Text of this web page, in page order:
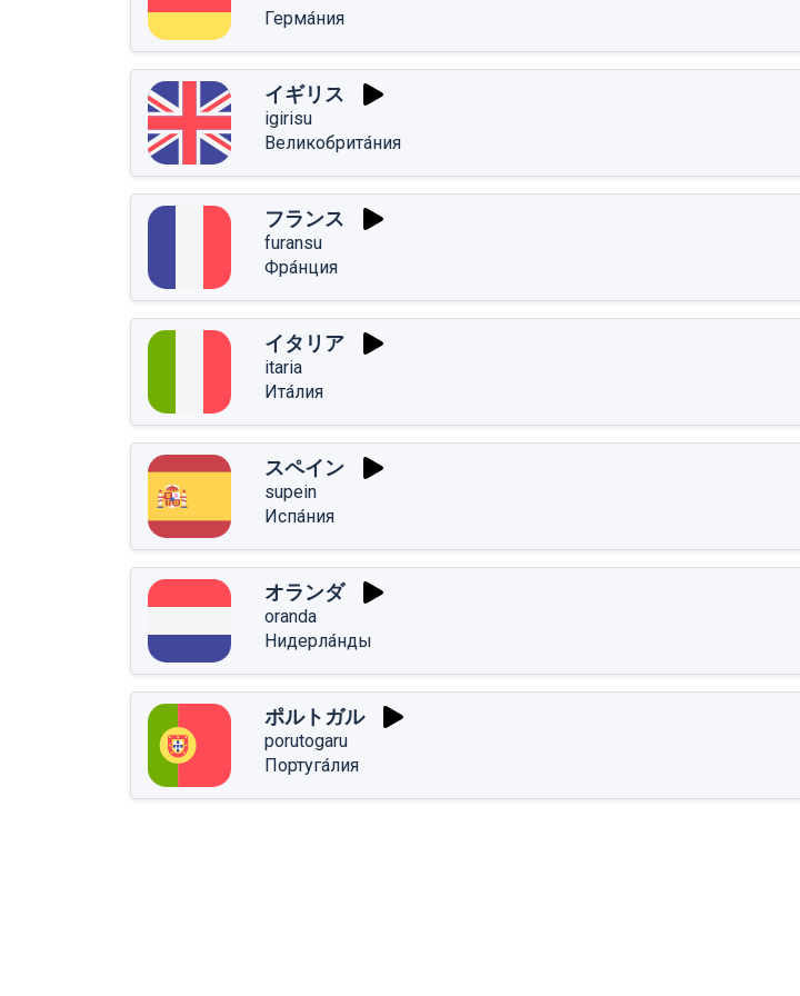
Герма́ния
イギリス
igirisu
Великобрита́ния
フランス
furansu
Фра́нция
イタリア
itaria
Ита́лия
スペイン
supein
Испа́ния
オランダ
oranda
Нидерла́нды
ポルトガル
porutogaru
Португа́лия